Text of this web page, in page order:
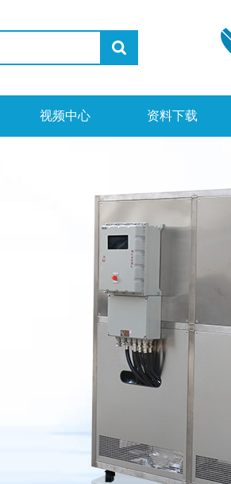
视频中心 资料下载